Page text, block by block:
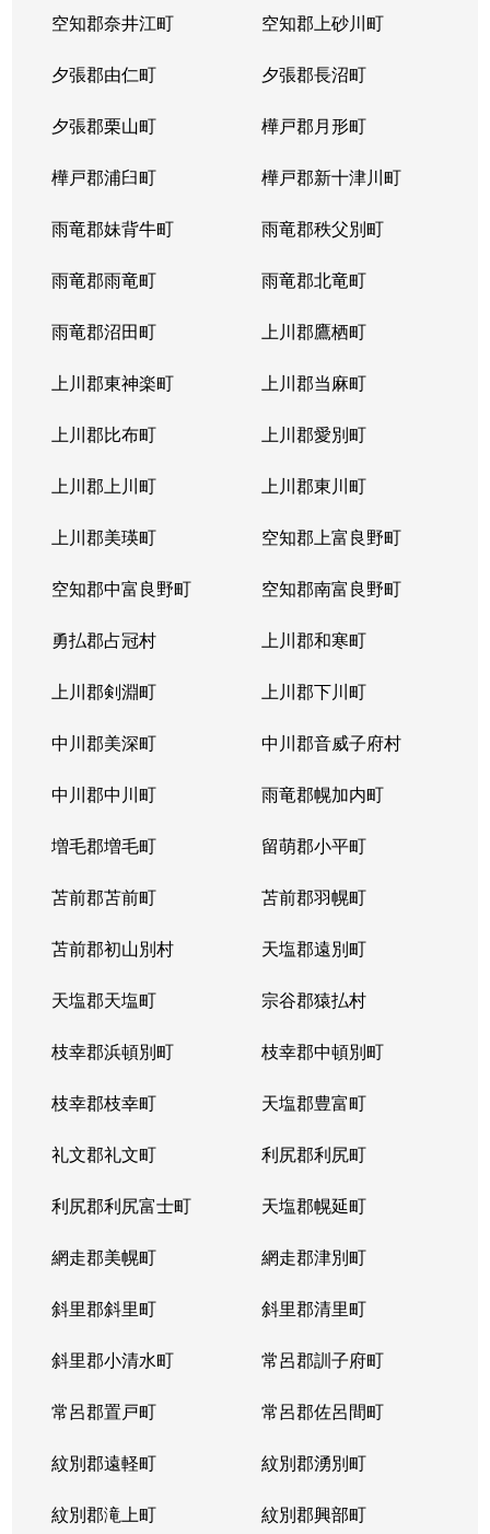
空知郡奈井江町 空知郡上砂川町
夕張郡由仁町 夕張郡長沼町
夕張郡栗山町 樺戸郡月形町
樺戸郡浦臼町 樺戸郡新十津川町
雨竜郡妹背牛町 雨竜郡秩父別町
雨竜郡雨竜町 雨竜郡北竜町
雨竜郡沼田町 上川郡鷹栖町
上川郡東神楽町 上川郡当麻町
上川郡比布町 上川郡愛別町
上川郡上川町 上川郡東川町
上川郡美瑛町 空知郡上富良野町
空知郡中富良野町 空知郡南富良野町
勇払郡占冠村 上川郡和寒町
上川郡剣淵町 上川郡下川町
中川郡美深町 中川郡音威子府村
中川郡中川町 雨竜郡幌加内町
増毛郡増毛町 留萌郡小平町
苫前郡苫前町 苫前郡羽幌町
苫前郡初山別村 天塩郡遠別町
天塩郡天塩町 宗谷郡猿払村
枝幸郡浜頓別町 枝幸郡中頓別町
枝幸郡枝幸町 天塩郡豊富町
礼文郡礼文町 利尻郡利尻町
利尻郡利尻富士町 天塩郡幌延町
網走郡美幌町 網走郡津別町
斜里郡斜里町 斜里郡清里町
斜里郡小清水町 常呂郡訓子府町
常呂郡置戸町 常呂郡佐呂間町
紋別郡遠軽町 紋別郡湧別町
紋別郡滝上町 紋別郡興部町